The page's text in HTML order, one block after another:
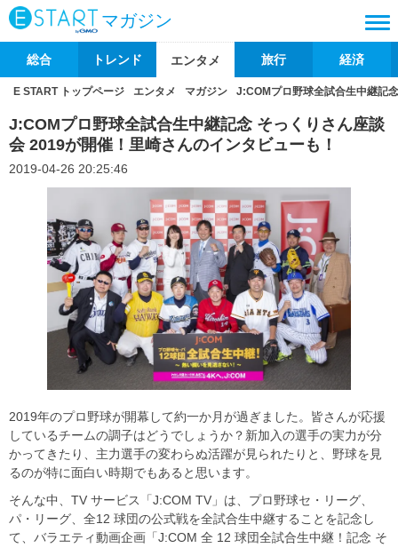
マガジン
総合 トレンド エンタメ 旅行 経済
E START トップページ エンタメ マガジン J:COMプロ野球全試合生中継記
J:COMプロ野球全試合生中継記念 そっくりさん座談
会 2019が開催！里崎さんのインタビューも！
2019-04-26 20:25:46
2019年のプロ野球が開幕して約一か月が過ぎました。皆さんが応援
しているチームの調子はどうでしょうか？新加入の選手の実力が分
かってきたり、主力選手の変わらぬ活躍が見られたりと、野球を見
るのが特に面白い時期でもあると思います。
そんな中、TV サービス「J:COM TV」は、プロ野球セ・リーグ、
パ・リーグ、全12 球団の公式戦を全試合生中継することを記念し
て、バラエティ動画企画「J:COM 全 12 球団全試合生中継！記念 そ